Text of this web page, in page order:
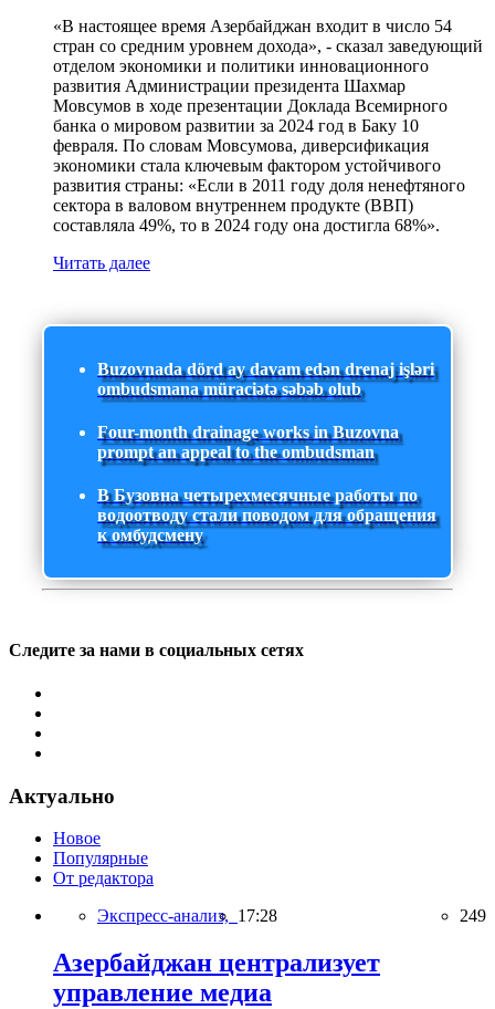
«В настоящее время Азербайджан входит в число 54
стран со средним уровнем дохода», - сказал заведующий
отделом экономики и политики инновационного
развития Администрации президента Шахмар
Мовсумов в ходе презентации Доклада Всемирного
банка о мировом развитии за 2024 год в Баку 10
февраля. По словам Мовсумова, диверсификация
экономики стала ключевым фактором устойчивого
развития страны: «Если в 2011 году доля ненефтяного
сектора в валовом внутреннем продукте (ВВП)
составляла 49%, то в 2024 году она достигла 68%».
Читать далее
Buzovnada dörd ay davam edən drenaj işləri
ombudsmana müraciətə səbəb olub
Four-month drainage works in Buzovna
prompt an appeal to the ombudsman
В Бузовна четырехмесячные работы по
водоотводу стали поводом для обращения
к омбудсмену
Следите за нами в социальных сетях
Актуально
Новое
Популярные
От редактора
Экспресс-анализ, 17:28 249
Азербайджан централизует
управление медиа